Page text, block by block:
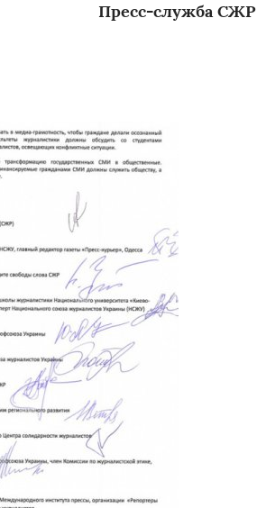
Пресс-служба СЖР